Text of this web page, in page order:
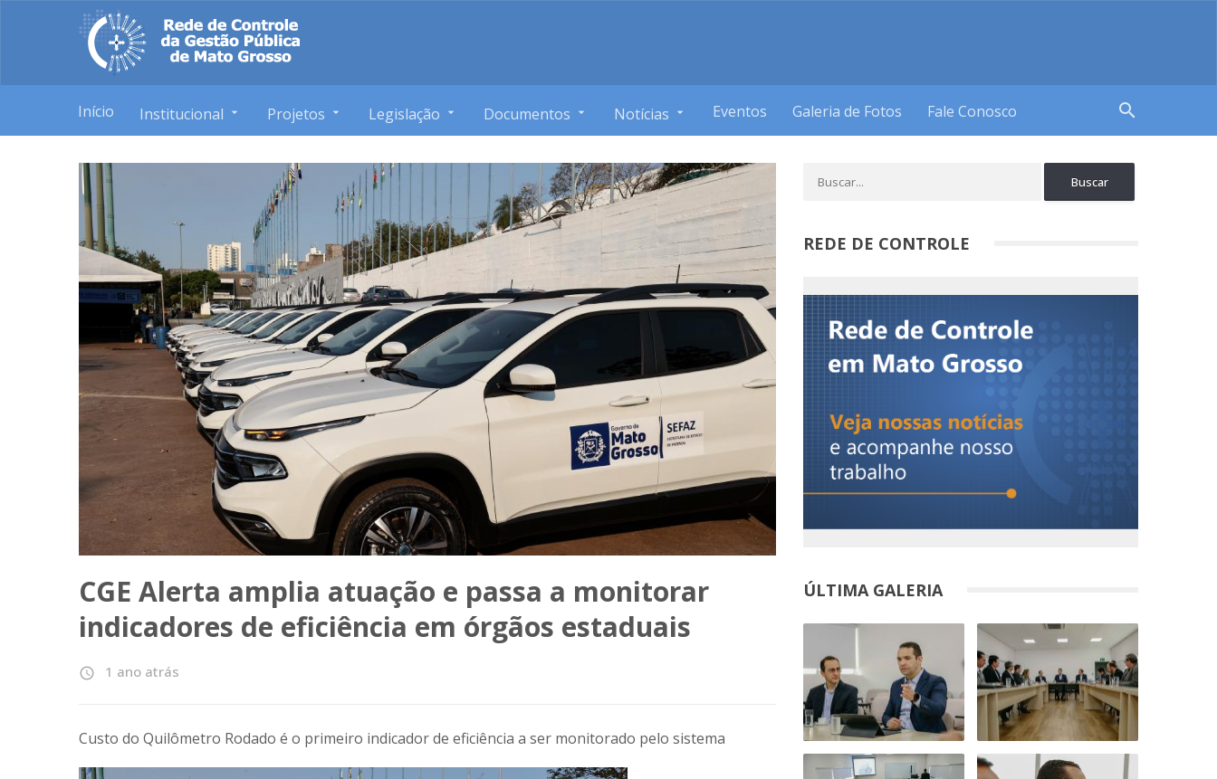
Início Institucional Projetos Legislação Documentos Notícias Eventos Galeria de Fotos Fale Conosco search
CGE Alerta amplia atuação e passa a monitorar
indicadores de eficiência em órgãos estaduais
access_time 1 ano atrás
Custo do Quilômetro Rodado é o primeiro indicador de eficiência a ser monitorado pelo sistema
REDE DE CONTROLE
ÚLTIMA GALERIA